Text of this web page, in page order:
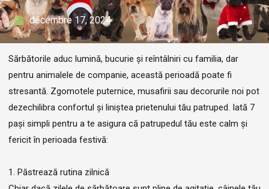
décembre 17, 2024
Sărbătorile aduc lumină, bucurie și reîntâlniri cu familia, dar
pentru animalele de companie, această perioadă poate fi
stresantă. Zgomotele puternice, musafirii sau decorurile noi pot
dezechilibra confortul și liniștea prietenului tău patruped. Iată 7
pași simpli pentru a te asigura că patrupedul tău este calm și
fericit în perioada festivă:
1. Păstrează rutina zilnică